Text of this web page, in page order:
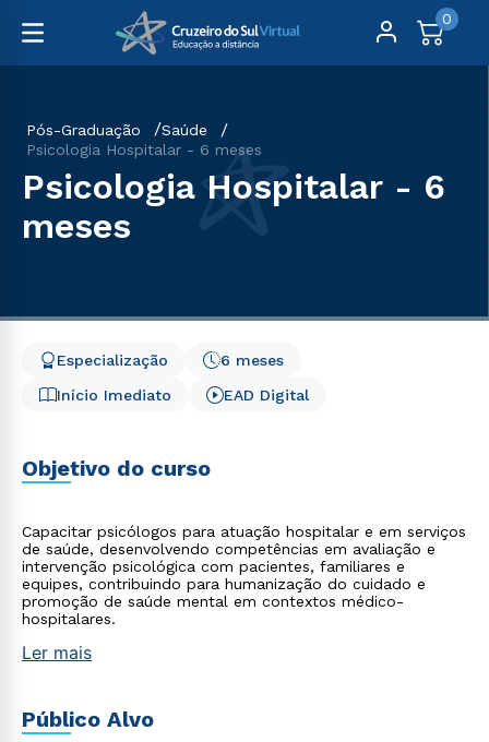
0
Pós-Graduação
Saúde
Psicologia Hospitalar - 6 meses
Psicologia Hospitalar - 6
meses
Início Imediato
6 meses
Especialização
EAD Digital
Objetivo do curso
Capacitar psicólogos para atuação hospitalar e em serviços
de saúde, desenvolvendo competências em avaliação e
intervenção psicológica com pacientes, familiares e
equipes, contribuindo para humanização do cuidado e
promoção de saúde mental em contextos médico-
hospitalares.
Ler mais
Público Alvo